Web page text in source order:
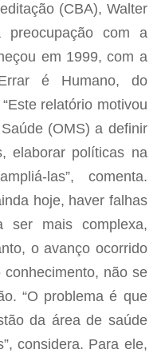
(CBA), Walter
com a
em 1999, com a
é Humano, do
relatório motivou
(OMS) a definir
elaborar políticas na
las”, comenta.
hoje, haver falhas
ser mais complexa,
o avanço ocorrido
não se
“O problema é que
da área de saúde
considera. Para ele,